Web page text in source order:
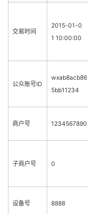
交易时间
2015-01-0
1 10:00:00
公众账号ID
wxab8acb86
5bb11234
商户号 1234567890
子商户号 0
设备号 8888